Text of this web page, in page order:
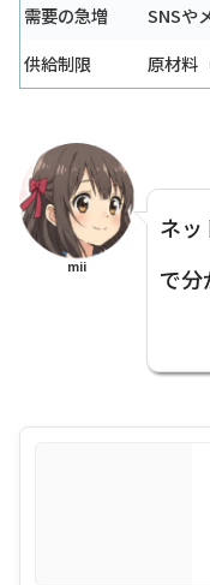
需要の急増
SNSや
供給制限
原材料
mii
ネッ
で分